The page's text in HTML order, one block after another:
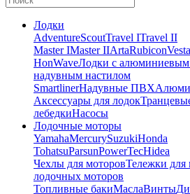
Лодки
AdventureScoutTravel ITravel II
Master IMaster IIArtaRubicon
HonWaveЛодки с алюминиевым
надувным настилом
SmartlinerНадувные ПВХ
Аксессуары для лодок
лебедкиНасосы
Лодочные моторы
YamahaMercurySuzukiHonda
TohatsuParsunPowerTecHidea
Чехлы для моторовТележки для
лодочных моторов
Топливные бакиМаслаВинты